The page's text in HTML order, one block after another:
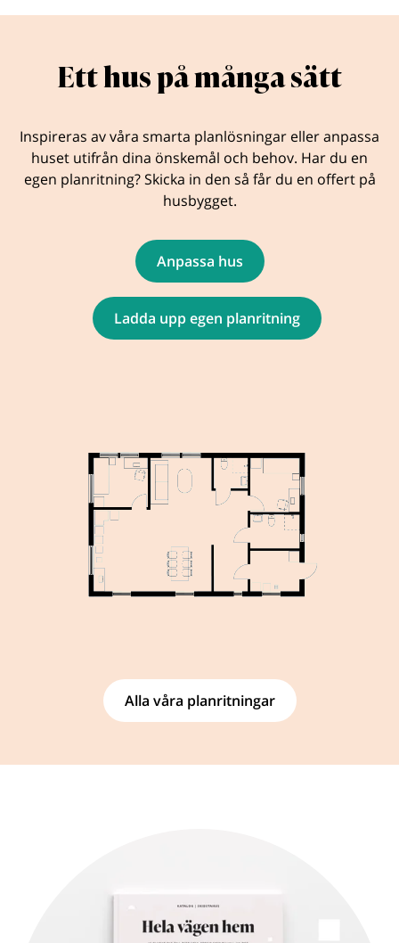
Ett hus på många sätt
Inspireras av våra smarta planlösningar eller anpassa
huset utifrån dina önskemål och behov. Har du en
egen planritning? Skicka in den så får du en offert på
husbygget.
Anpassa hus
Ladda upp egen planritning
Alla våra planritningar